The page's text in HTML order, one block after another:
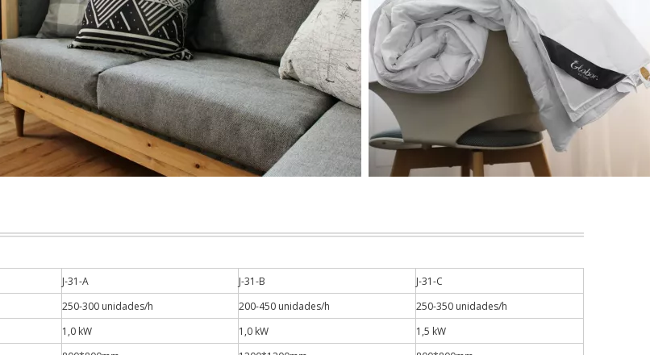
J-31-A J-31-B
J-31-C
250-300 unidades/h 200-450 unidades/h
250-350 unidades/h
1,0 kW 1,0 kW
1,5 kW